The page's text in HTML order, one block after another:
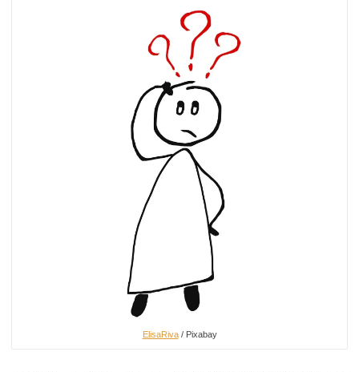
ElisaRiva/ Pixabay